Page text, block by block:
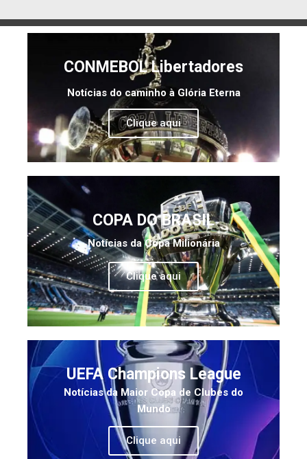
CONMEBOL Libertadores
Notícias do caminho à Glória Eterna
Clique aqui
COPA DO BRASIL
Notícias da Copa Milionária
Clique aqui
UEFA Champions League
Notícias da Maior Copa de Clubes do
Mundo
Clique aqui